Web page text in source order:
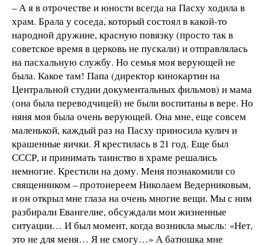
– А я в отрочестве и юности всегда на Пасху ходила в
храм. Брала у соседа, который состоял в какой-то
народной дружине, красную повязку (просто так в
советское время в церковь не пускали) и отправлялась
на пасхальную службу. Но семья моя верующей не
была. Какое там! Папа (директор кинокартин на
Центральной студии документальных фильмов) и мама
(она была переводчицей) не были воспитаны в вере. Но
няня моя была очень верующей. Она мне, еще совсем
маленькой, каждый раз на Пасху приносила кулич и
крашенные яички. Я крестилась в 21 год. Еще был
СССР, и принимать таинство в храме решались
немногие. Крестили на дому. Меня познакомили со
священником – протоиереем Николаем Ведерниковым,
и он открыл мне глаза на очень многие вещи. Мы с ним
разбирали Евангелие, обсуждали мои жизненные
ситуации… И был момент, когда возникла мысль: «Нет,
это не для меня… Я не смогу…» А батюшка мне